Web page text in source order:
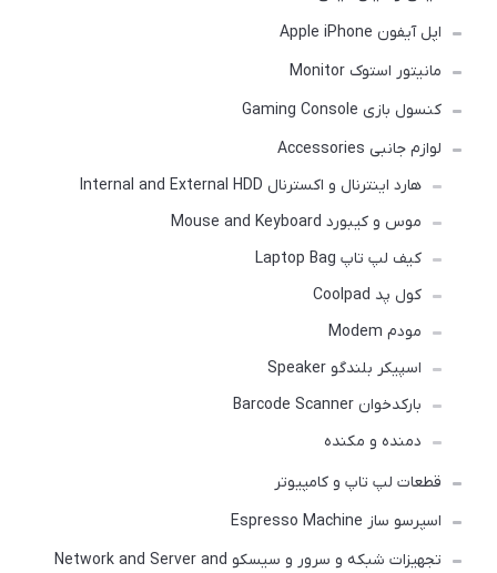
اپل آیفون Apple iPhone
مانیتور استوک Monitor
کنسول بازی Gaming Console
لوازم جانبی Accessories
هارد اینترنال و اکسترنال Internal and External HDD
موس و کیبورد Mouse and Keyboard
کیف لپ تاپ Laptop Bag
کول پد Coolpad
مودم Modem
اسپیکر بلندگو Speaker
بارکدخوان Barcode Scanner
دمنده و مکنده
قطعات لپ تاپ و کامپیوتر
اسپرسو ساز Espresso Machine
تجهیزات شبکه و سرور و سیسکو Network and Server and